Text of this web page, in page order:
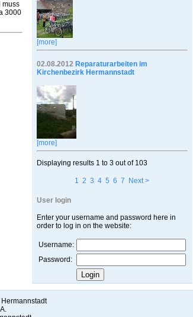
muss
3000
[more]
02.08.2012 Reparaturarbeiten im
Kirchenbezirk Hermannstadt
[more]
Displaying results 1 to 3out of 103
1 2 3 4 5 6 7 Next >
User login
Enter your username and password here in
order to log in on the website:
Username:
Password: